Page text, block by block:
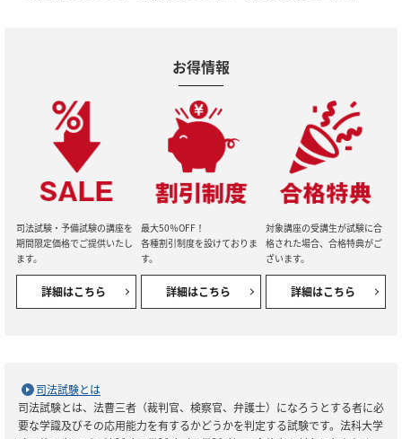
お得情報
司法試験・予備試験の講座を
期間限定価格でご提供いたし
ます。
詳細はこちら
最大50％OFF！
各種割引制度を設けておりま
す。
詳細はこちら
対象講座の受講生が試験に合
格された場合、合格特典がご
ざいます。
詳細はこちら
司法試験とは
司法試験とは、法曹三者（裁判官、検察官、弁護士）になろうとする者に必
要な学識及びその応用能力を有するかどうかを判定する試験です。法科大学